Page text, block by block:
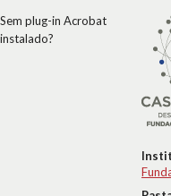
Sem plug-in Acrobat
instalado?